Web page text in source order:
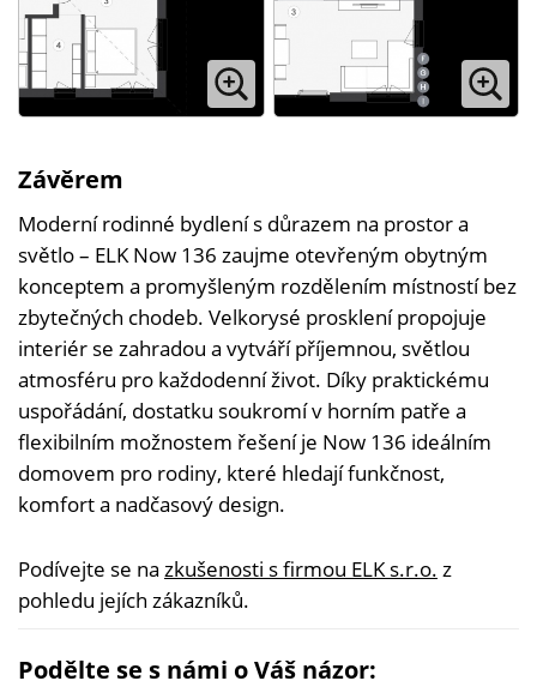
Závěrem
Moderní rodinné bydlení s důrazem na prostor a
světlo – ELK Now 136 zaujme otevřeným obytným
konceptem a promyšleným rozdělením místností bez
zbytečných chodeb. Velkorysé prosklení propojuje
interiér se zahradou a vytváří příjemnou, světlou
atmosféru pro každodenní život. Díky praktickému
uspořádání, dostatku soukromí v horním patře a
flexibilním možnostem řešení je Now 136 ideálním
domovem pro rodiny, které hledají funkčnost,
komfort a nadčasový design.
Podívejte se na zkušenosti s firmou ELK s.r.o. z
pohledu jejích zákazníků.
Podělte se s námi o Váš názor: